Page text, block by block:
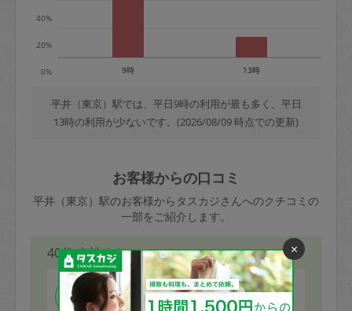
0%
20%
40%
9時 13時
平井（東京）駅では、平日9時の利用が最も多く、平日
13時の利用が少ないです。(2026/08/09 時点での更新)
お客様からの口コミ
平井（東京）駅のお客様からタスカジさんへのクチコミの
一部をご紹介します。
40代 女性より
ゆとりやさん
×